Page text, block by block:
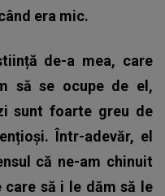
era mic.
de-a mea, care
să se ocupe de el,
sunt foarte greu de
Într-adevăr, el
că ne-am chinuit
care să i le dăm să le